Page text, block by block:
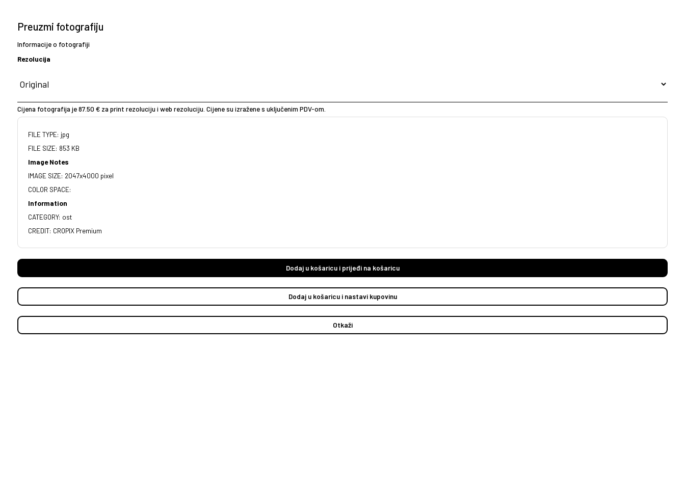
Preuzmi fotografiju
Informacije o fotografiji
Rezolucija
Cijena fotografija je 87.50 € za print rezoluciju i web rezoluciju. Cijene su izražene s uključenim PDV-om.
FILE TYPE: jpg
FILE SIZE: 853 KB
Image Notes
IMAGE SIZE: 2047x4000 pixel
COLOR SPACE:
Information
CATEGORY: ost
CREDIT: CROPIX Premium
Dodaj u košaricu i prijeđi na košaricu
Dodaj u košaricu i nastavi kupovinu
Otkaži